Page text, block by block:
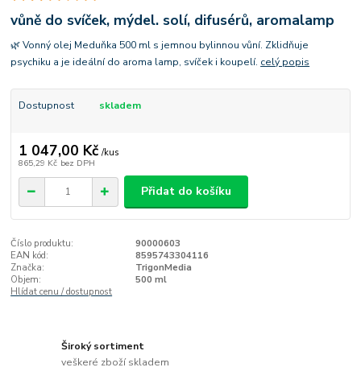
vůně do svíček, mýdel. solí, difusérů, aromalamp
🌿 Vonný olej Meduňka 500 ml s jemnou bylinnou vůní. Zklidňuje
psychiku a je ideální do aroma lamp, svíček i koupelí. celý popis
Dostupnost skladem
1 047,00 Kč /kus
865,29 Kč bez DPH
Přidat do košíku
Číslo produktu:
90000603
EAN kód:
8595743304116
Značka:
TrigonMedia
Objem:
500 ml
Hlídat cenu / dostupnost
Široký sortiment
veškeré zboží skladem